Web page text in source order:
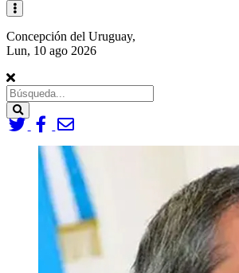
Toggle
navigation
Concepción del Uruguay,
Lun, 10 ago 2026
Search